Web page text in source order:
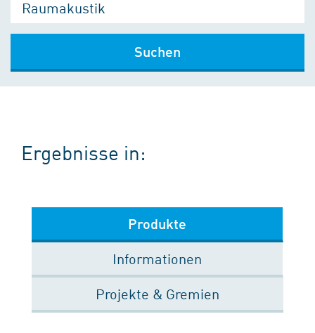
Suchen
Ergebnisse in:
Produkte
Informationen
Projekte & Gremien